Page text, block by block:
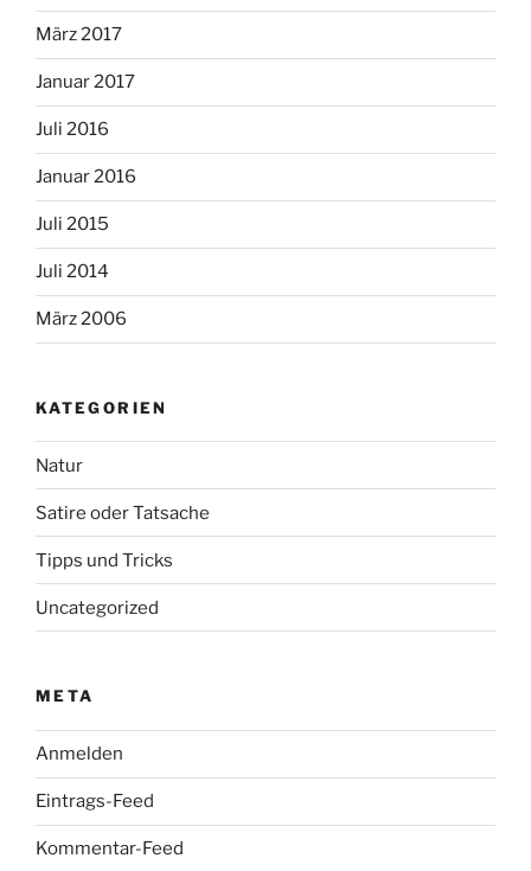
März 2017
Januar 2017
Juli 2016
Januar 2016
Juli 2015
Juli 2014
März 2006
KATEGORIEN
Natur
Satire oder Tatsache
Tipps und Tricks
Uncategorized
META
Anmelden
Eintrags-Feed
Kommentar-Feed